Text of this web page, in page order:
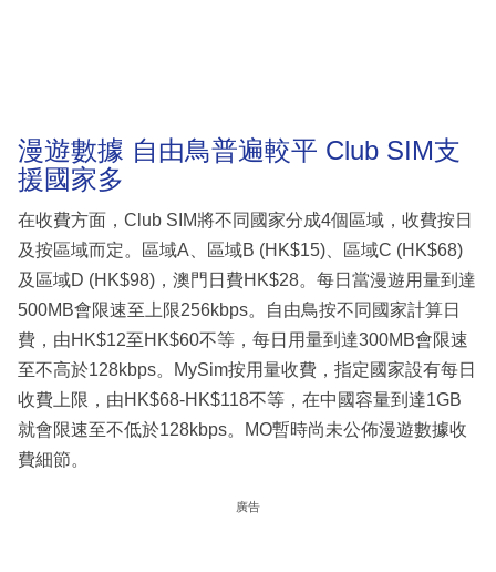
漫遊數據 自由鳥普遍較平 Club SIM支
援國家多
在收費方面，Club SIM將不同國家分成4個區域，收費按日
及按區域而定。區域A、區域B (HK$15)、區域C (HK$68)
及區域D (HK$98)，澳門日費HK$28。每日當漫遊用量到達
500MB會限速至上限256kbps。自由鳥按不同國家計算日
費，由HK$12至HK$60不等，每日用量到達300MB會限速
至不高於128kbps。MySim按用量收費，指定國家設有每日
收費上限，由HK$68-HK$118不等，在中國容量到達1GB
就會限速至不低於128kbps。MO暫時尚未公佈漫遊數據收
費細節。
廣告